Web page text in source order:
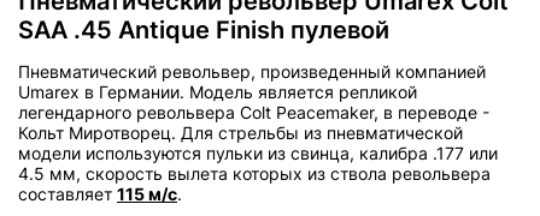
SAA .45 Antique Finish пулевой
Пневматический револьвер, произведенный компанией
Umarex в Германии. Модель является репликой
легендарного револьвера Colt Peacemaker, в переводе -
Кольт Миротворец. Для стрельбы из пневматической
модели используются пульки из свинца, калибра .177 или
4.5 мм, скорость вылета которых из ствола револьвера
составляет 115 м/с.